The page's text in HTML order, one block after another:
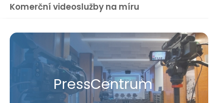
Komerční videoslužby na míru
Press​Centrum